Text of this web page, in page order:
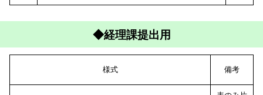
◆経理課提出用
様式 備考